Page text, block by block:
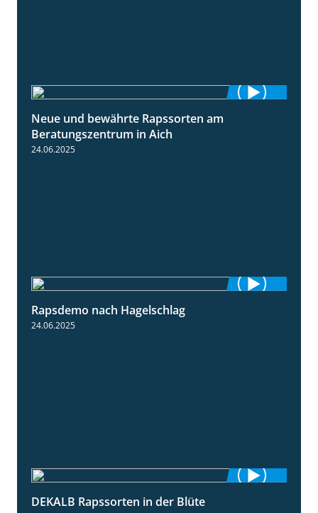
Neue und bewährte Rapssorten am
Beratungszentrum in Aich
24.06.2025
Rapsdemo nach Hagelschlag
24.06.2025
DEKALB Rapssorten in der Blüte